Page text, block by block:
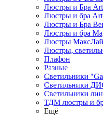
Люстры и Бра
Люстры и бра
Люстры и Бра
Люстры и бра
Люстры
Люстры,
Плафон
Разные
Светильники
Светильники
Светильники
ТДМ люстры и
Ещё